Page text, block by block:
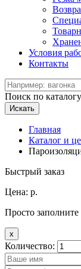
Условия
Контакты
Поиск по каталогу
Искать
Главная
Каталог и
Быстрый заказ
Цена: р.
Просто
x
Количество: